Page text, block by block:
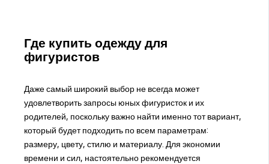
Где купить одежду для
фигуристов
Даже самый широкий выбор не всегда может
удовлетворить запросы юных фигуристок и их
родителей, поскольку важно найти именно тот вариант,
который будет подходить по всем параметрам:
размеру, цвету, стилю и материалу. Для экономии
времени и сил, настоятельно рекомендуется